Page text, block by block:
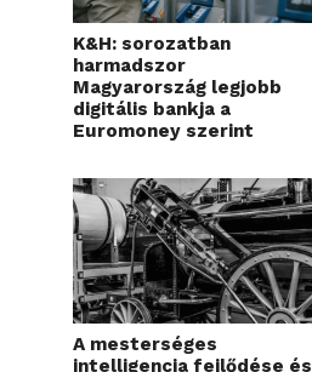
K&H: sorozatban
harmadszor
Magyarország legjobb
digitális bankja a
Euromoney szerint
A mesterséges
intelligencia fejlődése és